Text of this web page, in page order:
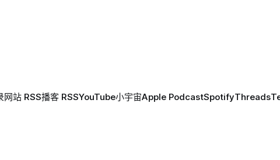
网站 RSS播客 RSSYouTube小宇宙Apple PodcastSpotifyThreads